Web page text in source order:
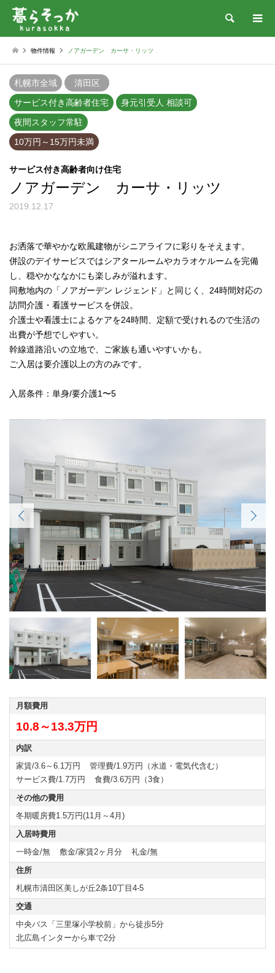
検索
物件情報 ノアガーデン カーサ・リッツ
札幌市全域
清田区
サービス付き高齢者住宅
身元引受人 相談可
夜間スタッフ常駐
10万円～15万円未満
サービス付き高齢者向け住宅
ノアガーデン カーサ・リッツ
2019.12.17
お洒落で華やかな欧風建物がシニアライフに彩りをそえます。
併設のデイサービスではシアタールームやカラオケルームを完備
し、穏やかななかにも楽しみが溢れます。
同敷地内の「ノアガーデン レジェンド」と同じく、24時間対応の
訪問介護・看護サービスを併設。
介護士や看護士によるケアを24時間、定額で受けれるので生活の
出費が予想でしやすい。
幹線道路沿いの立地で、ご家族も通いやすいかも。
ご入居は要介護以上の方のみです。
入居条件：単身/要介護1〜5
月額費用
10.8～13.3万円
内訳
家賃/3.6～6.1万円
管理費/1.9万円（水道・電気代含む）
サービス費/1.7万円
食費/3.6万円（3食）
その他の費用
冬期暖房費1.5万円(11月～4月)
入居時費用
一時金/無
敷金/家賃2ヶ月分
礼金/無
住所
札幌市清田区美しが丘2条10丁目4-5
交通
中央バス「三里塚小学校前」から徒歩5分
北広島インターから車で2分